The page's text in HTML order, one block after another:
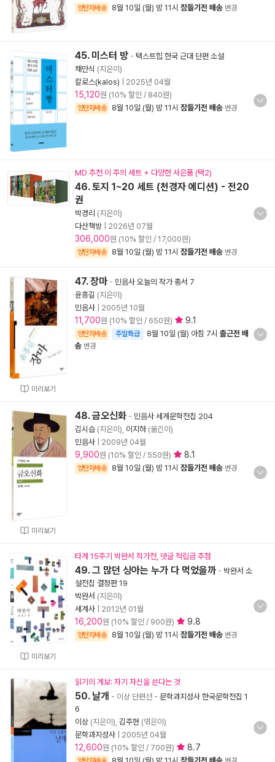
양탄자배송 8월 10일 (월) 밤 11시 잠들기전 배송 변경
45. 미스터 방 - 텍스트힙 한국 근대 단편 소설
채만식 (지은이)
칼로스(kalos)
2025년 04월
15,120원 (10% 할인 / 840원)
양탄자배송 8월 10일 (월) 밤 11시 잠들기전 배송 변경
MD 추천 이 주의 세트 + 다양한 사은품 (택2)
46. 토지 1~20 세트 (천경자 에디션) - 전20
권
박경리 (지은이)
다산책방
2026년 07월
306,000원 (10% 할인 / 17,000원)
양탄자배송 8월 10일 (월) 밤 11시 잠들기전 배송 변경
미리보기
47. 장마 - 민음사 오늘의 작가 총서 7
윤흥길 (지은이)
민음사
2005년 10월
11,700원 (10% 할인 / 650원) 9.1
양탄자배송 주말특급 8월 10일 (월) 아침 7시 출근전 배
송 변경
미리보기
48. 금오신화 - 민음사 세계문학전집 204
김시습 (지은이), 이지하(옮긴이)
민음사
2009년 04월
9,900원 (10% 할인 / 550원) 8.1
양탄자배송 8월 10일 (월) 밤 11시 잠들기전 배송 변경
미리보기
타계 15주기 박완서 작가전, 댓글 적립금 추첨
49. 그 많던 싱아는 누가 다 먹었을까 - 박완서 소
설전집 결정판 19
박완서 (지은이)
세계사
2012년 01월
16,200원 (10% 할인 / 900원) 9.8
양탄자배송 8월 10일 (월) 밤 11시 잠들기전 배송 변경
읽기의 계보: 자기 자신을 쓴다는 것
50. 날개 - 이상 단편선 - 문학과지성사 한국문학전집 1
6
이상 (지은이), 김주현 (엮은이)
문학과지성사
2005년 04월
12,600원 (10% 할인 / 700원) 8.7